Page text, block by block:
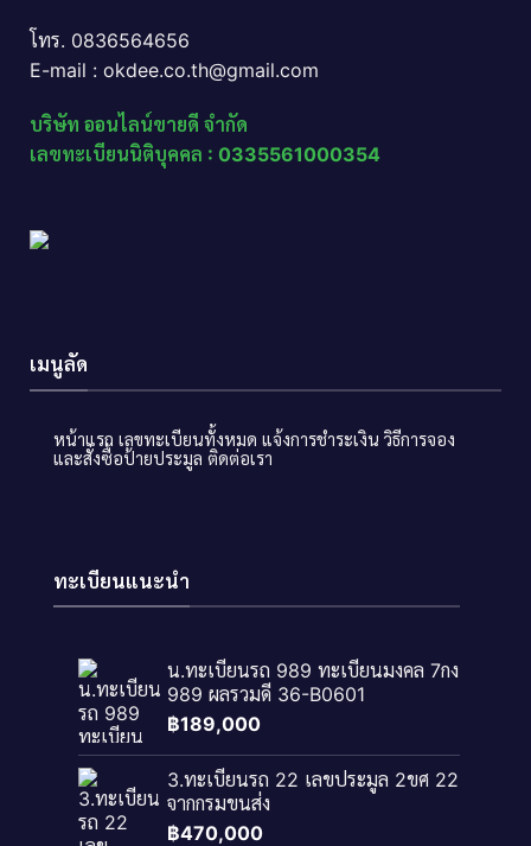
โทร. 0836564656
E-mail : okdee.co.th@gmail.com
บริษัท ออนไลน์ขายดี จำกัด
เลขทะเบียนนิติบุคคล : 0335561000354
เมนูลัด
หน้าแรก เลขทะเบียนทั้งหมด แจ้งการชำระเงิน วิธีการจอง
และสั่งซื้อป้ายประมูล ติดต่อเรา
ทะเบียนแนะนำ
น.ทะเบียนรถ 989 ทะเบียนมงคล 7กง
989 ผลรวมดี 36-B0601
฿189,000
3.ทะเบียนรถ 22 เลขประมูล 2ขศ 22
จากกรมขนส่ง
฿470,000